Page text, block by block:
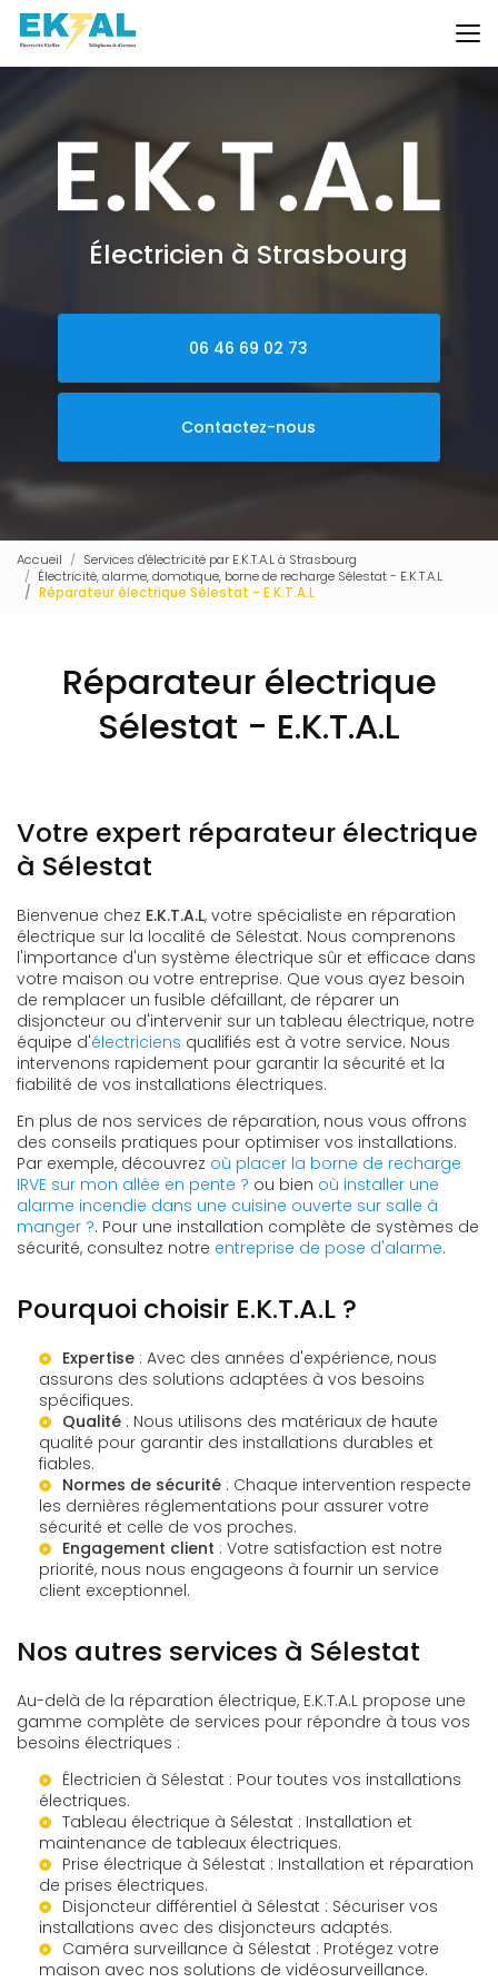
Aller
au
contenu
principal
Électricien à Strasbourg
06 46 69 02 73
Contactez-nous
Accueil
Services d'électricité par E.K.T.A.L à Strasbourg
Électricité, alarme, domotique, borne de recharge Sélestat - E.K.T.A.L
Réparateur électrique Sélestat - E.K.T.A.L
Réparateur électrique
Sélestat - E.K.T.A.L
Votre expert réparateur électrique
à Sélestat
Bienvenue chez E.K.T.A.L, votre spécialiste en réparation
électrique sur la localité de Sélestat. Nous comprenons
l'importance d'un système électrique sûr et efficace dans
votre maison ou votre entreprise. Que vous ayez besoin
de remplacer un fusible défaillant, de réparer un
disjoncteur ou d'intervenir sur un tableau électrique, notre
équipe d'électriciens qualifiés est à votre service. Nous
intervenons rapidement pour garantir la sécurité et la
fiabilité de vos installations électriques.
En plus de nos services de réparation, nous vous offrons
des conseils pratiques pour optimiser vos installations.
Par exemple, découvrez où placer la borne de recharge
IRVE sur mon allée en pente ? ou bien où installer une
alarme incendie dans une cuisine ouverte sur salle à
manger ?. Pour une installation complète de systèmes de
sécurité, consultez notre entreprise de pose d'alarme.
Pourquoi choisir E.K.T.A.L ?
Expertise : Avec des années d'expérience, nous
assurons des solutions adaptées à vos besoins
spécifiques.
Qualité : Nous utilisons des matériaux de haute
qualité pour garantir des installations durables et
fiables.
Normes de sécurité : Chaque intervention respecte
les dernières réglementations pour assurer votre
sécurité et celle de vos proches.
Engagement client : Votre satisfaction est notre
priorité, nous nous engageons à fournir un service
client exceptionnel.
Nos autres services à Sélestat
Au-delà de la réparation électrique, E.K.T.A.L propose une
gamme complète de services pour répondre à tous vos
besoins électriques :
Électricien à Sélestat : Pour toutes vos installations
électriques.
Tableau électrique à Sélestat : Installation et
maintenance de tableaux électriques.
Prise électrique à Sélestat : Installation et réparation
de prises électriques.
Disjoncteur différentiel à Sélestat : Sécuriser vos
installations avec des disjoncteurs adaptés.
Caméra surveillance à Sélestat : Protégez votre
maison avec nos solutions de vidéosurveillance.